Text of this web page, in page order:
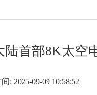
陆首部8K太空
: 2025-09-09 10:58:52